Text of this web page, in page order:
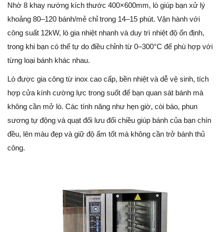
Nhờ 8 khay nướng kích thước 400×600mm, lò giúp bạn xử lý
khoảng 80–120 bánh/mẻ chỉ trong 14–15 phút. Vận hành với
công suất 12kW, lò gia nhiệt nhanh và duy trì nhiệt độ ổn định,
trong khi bạn có thể tự do điều chỉnh từ 0–300°C để phù hợp với
từng loại bánh khác nhau.
Lò được gia công từ inox cao cấp, bền nhiệt và dễ vệ sinh, tích
hợp cửa kính cường lực trong suốt để bạn quan sát bánh mà
không cần mở lò. Các tính năng như hẹn giờ, còi báo, phun
sương tự động và quạt đối lưu đổi chiều giúp bánh của bạn chín
đều, lên màu đẹp và giữ độ ẩm tốt mà không cần trở bánh thủ
công.